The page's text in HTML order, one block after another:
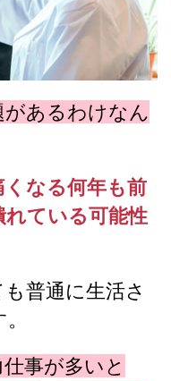
あるわけなん
なる何年も前
ている可能性
普通に生活さ
事が多いと